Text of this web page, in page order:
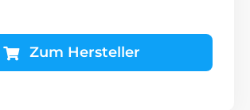
Zum Hersteller